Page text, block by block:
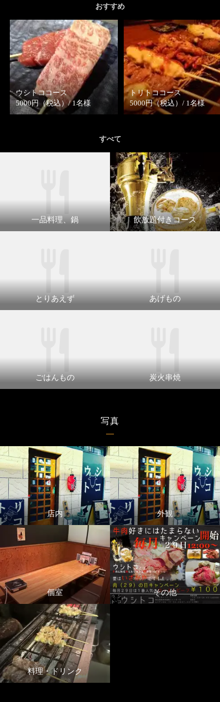
おすすめ
ウシトココース
5000円（税込）/ 1名様
トリトココース
5000円（税込）/ 1名様
すべて
一品料理、鍋 飲放題付きコース
とりあえず あげもの
ごはんもの 炭火串焼
写真
店内 外観
個室 その他
料理・ドリンク